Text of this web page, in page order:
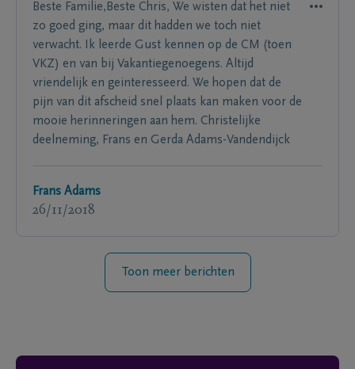
Beste Familie,Beste Chris, We wisten dat het niet
zo goed ging, maar dit hadden we toch niet
verwacht. Ik leerde Gust kennen op de CM (toen
VKZ) en van bij Vakantiegenoegens. Altijd
vriendelijk en geinteresseerd. We hopen dat de
pijn van dit afscheid snel plaats kan maken voor de
mooie herinneringen aan hem. Christelijke
deelneming, Frans en Gerda Adams-Vandendijck
Frans Adams
26/11/2018
Toon meer berichten